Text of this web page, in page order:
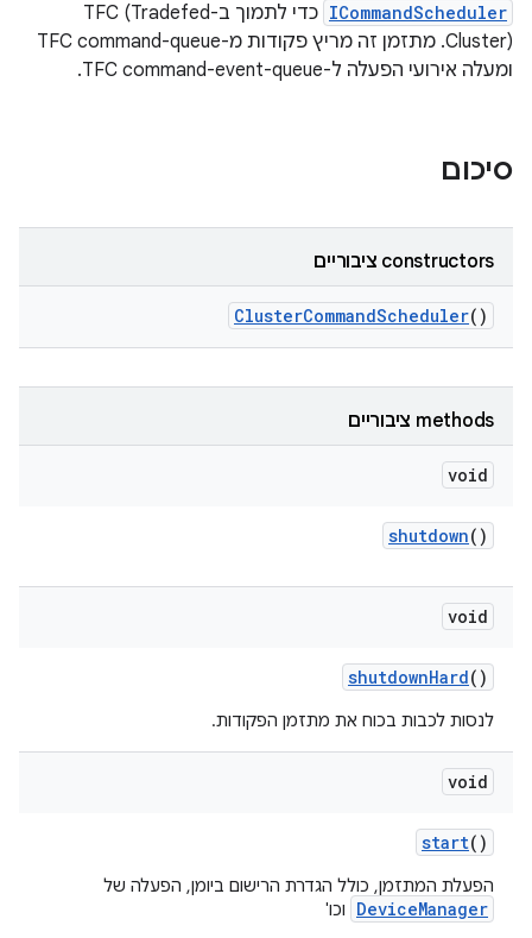
ICommandScheduler
כדי לתמוך ב-TFC (Tradefed
Cluster). מתזמן זה מריץ פקודות מ-TFC command-queue
ומעלה אירועי הפעלה ל-TFC command-event-queue.
סיכום
‫constructors ציבוריים
ClusterCommandScheduler()
‫methods ציבוריים
void
shutdown()
void
shutdownHard()
לנסות לכבות בכוח את מתזמן הפקודות.
void
start()
הפעלת המתזמן, כולל הגדרת הרישום ביומן, הפעלה של
DeviceManager וכו'